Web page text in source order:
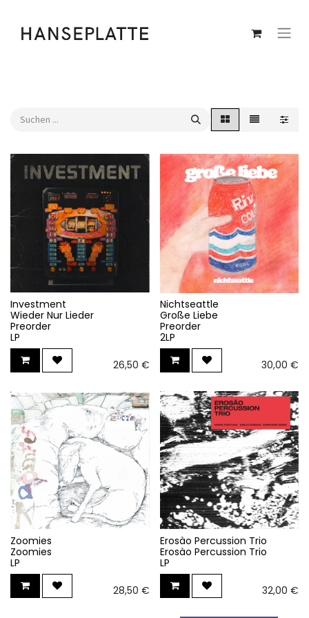
Investment
Wieder Nur Lieder
Preorder
LP
26,50 €
Nichtseattle
Große Liebe
Preorder
2LP
30,00 €
Zoomies
Zoomies
LP
28,50 €
Erosào Percussion Trio
Erosào Percussion Trio
LP
32,00 €